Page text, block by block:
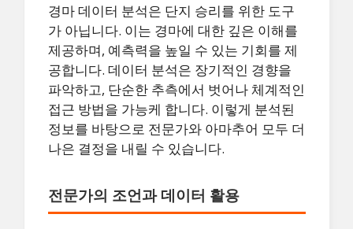
경마 데이터 분석은 단지 승리를 위한 도구
가 아닙니다. 이는 경마에 대한 깊은 이해를
제공하며, 예측력을 높일 수 있는 기회를 제
공합니다. 데이터 분석은 장기적인 경향을
파악하고, 단순한 추측에서 벗어나 체계적인
접근 방법을 가능케 합니다. 이렇게 분석된
정보를 바탕으로 전문가와 아마추어 모두 더
나은 결정을 내릴 수 있습니다.
전문가의 조언과 데이터 활용